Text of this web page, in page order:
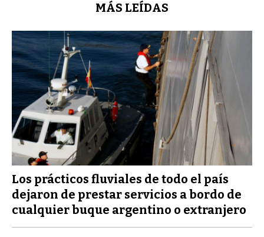
MÁS LEÍDAS
Los prácticos fluviales de todo el país
dejaron de prestar servicios a bordo de
cualquier buque argentino o extranjero